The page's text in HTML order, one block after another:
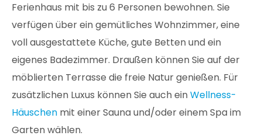
Ferienhaus mit bis zu 6 Personen bewohnen. Sie
verfügen über ein gemütliches Wohnzimmer, eine
voll ausgestattete Küche, gute Betten und ein
eigenes Badezimmer. Draußen können Sie auf der
möblierten Terrasse die freie Natur genießen. Für
zusätzlichen Luxus können Sie auch einWellness-
Häuschen mit einer Sauna und/oder einem Spa im
Garten wählen.